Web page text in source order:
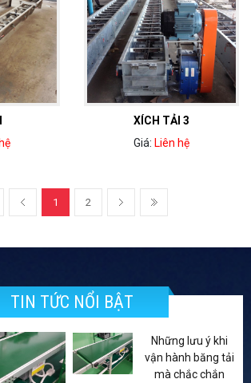
XÍCH TẢI 3
Giá: Liên hệ
1 2
TIN TỨC NỔI BẬT
Những lưu ý khi
vận hành băng tải
mà chắc chắn